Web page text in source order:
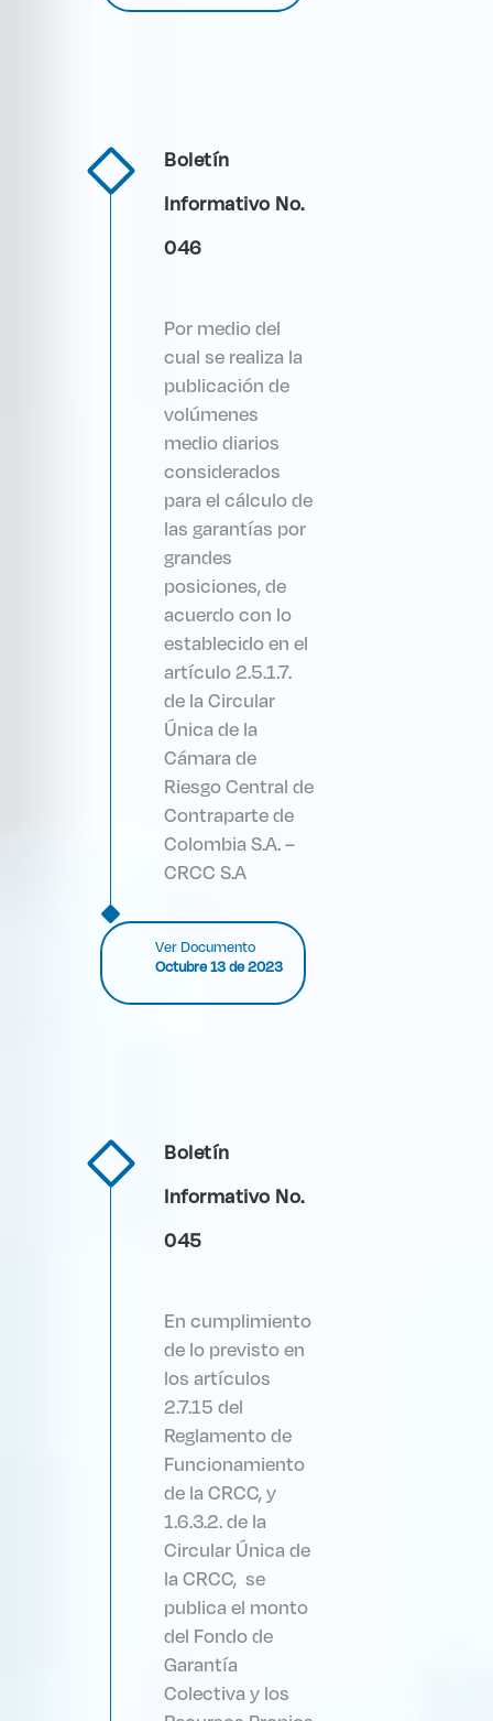
Boletín
Informativo No.
046
Por medio del
cual se realiza la
publicación de
volúmenes
medio diarios
considerados
para el cálculo de
las garantías por
grandes
posiciones, de
acuerdo con lo
establecido en el
artículo 2.5.1.7.
de la Circular
Única de la
Cámara de
Riesgo Central de
Contraparte de
Colombia S.A. –
CRCC S.A
Ver Documento
Octubre 13 de 2023
Boletín
Informativo No.
045
En cumplimiento
de lo previsto en
los artículos
2.7.15 del
Reglamento de
Funcionamiento
de la CRCC, y
1.6.3.2. de la
Circular Única de
la CRCC, se
publica el monto
del Fondo de
Garantía
Colectiva y los